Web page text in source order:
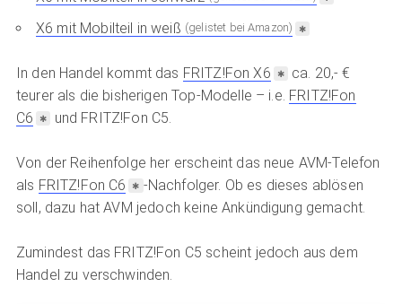
X6 mit Mobilteil in weiß (gelistet bei Amazon)
In den Handel kommt das FRITZ!Fon X6
ca. 20,- €
teurer als die bisherigen Top-Modelle – i.e. FRITZ!Fon
C6
und FRITZ!Fon C5.
Von der Reihenfolge her erscheint das neue AVM-Telefon
als FRITZ!Fon C6
-Nachfolger. Ob es dieses ablösen
soll, dazu hat AVM jedoch keine Ankündigung gemacht.
Zumindest das FRITZ!Fon C5 scheint jedoch aus dem
Handel zu verschwinden.